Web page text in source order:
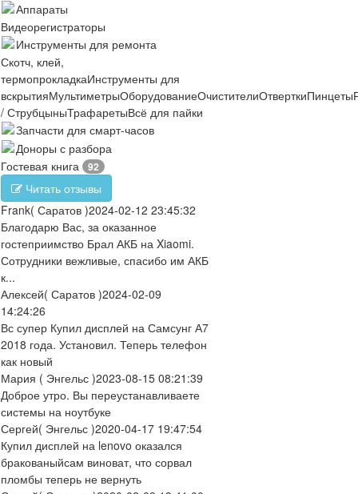
Аппараты
Видеорегистраторы
Инструменты для ремонта
Скотч, клей,
термопрокладкаИнструменты для
вскрытияМультиметрыОборудованиеОчистителиОтверткиПинцеты
/ СтрубцыныТрафаретыВсё для пайки
Запчасти для смарт-часов
Доноры с разбора
Гостевая книга
92
Читать отзывы
Frank( Саратов )2024-02-12 23:45:32
Благодарю Вас, за оказанное
гостеприимство Брал АКБ на Xiaomi.
Сотрудники вежливые, спасибо им АКБ
к...
Алексей( Саратов )2024-02-09
14:24:26
Вс супер Купил дисплей на Самсунг А7
2018 года. Установил. Теперь телефон
как новый
Мария ( Энгельс )2023-08-15 08:21:39
Доброе утро. Вы переустанавливаете
системы на ноутбуке
Сергей( Энгельс )2020-04-17 19:47:54
Купил дисплей на lenovo оказался
бракованыйсам виноват, что сорвал
пломбы теперь не вернуть